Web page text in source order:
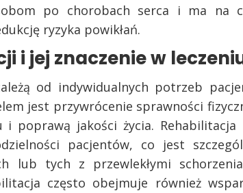
po chorobach serca i ma na
ryzyka powikłań.
i jej znaczenie w
od indywidualnych potrzeb
jest przywrócenie sprawności
poprawą jakości życia. Rehabilitacja
pacjentów, co jest
lub tych z przewlekłymi
często obejmuje również